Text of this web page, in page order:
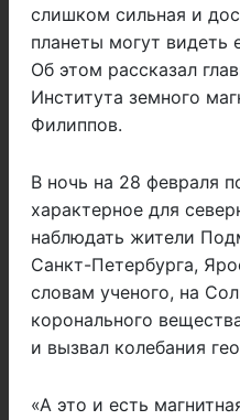
слишком сильная и
планеты могут видеть
Об этом рассказал
Института земного
Филиппов.
В ночь на 28 февраля
характерное для
наблюдать жители
Санкт-Петербурга,
словам ученого, на
коронального
и вызвал колебания
«А это и есть